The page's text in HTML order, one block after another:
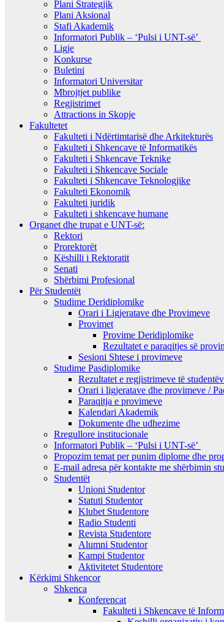
Plani Strategjik
Plani Aksional
Stafi Akademik
Informatori Publik – ‘Pulsi i UNT-së’
Ligje
Konkurse
Buletini
Informatori Universitar
Mbrojtjet publike
Regjistrimet
Attractions in Skopje
Fakultetet
Fakulteti i Ndërtimtarisë dhe Arkitekturës
Fakulteti i Shkencave të Informatikës
Fakulteti i Shkencave Teknike
Fakulteti i Shkencave Sociale
Fakulteti i Shkencave Teknologjike
Fakulteti Ekonomik
Fakulteti juridik
Fakulteti i shkencave humane
Organet dhe trupat e UNT-së:
Rektori
Prorektorët
Këshilli i Rektoratit
Senati
Shërbimi Profesional
Për Studentët
Studime Deridiplomike
Orari i Ligjeratave dhe Provimeve
Provimet
Provime Deridiplomike
Rezultatet e paraqitjes së
Sesioni Shtese i provimeve
Studime Pasdiplomike
Rezultatet e regjistrimeve të
Orari i ligjeratave dhe provimeve /
Paraqitja e provimeve
Kalendari Akademik
Dokumente dhe udhezime
Rregullore institucionale
Informatori Publik – ‘Pulsi i UNT-së’
Propozim temat per punim diplome dhe
E-mail adresa për kontakte me shërbimin
Studentët
Unioni Studentor
Statuti Studentor
Klubet Studentore
Radio Studenti
Revista Studentore
Alumni Studentor
Kampi Studentor
Aktivitetet Studentore
Kërkimi Shkencor
Shkenca
Konferencat
Fakulteti i Shkencave të